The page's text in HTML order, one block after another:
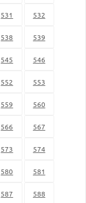
531 532
538 539
545 546
552 553
559 560
566 567
573 574
580 581
587 588